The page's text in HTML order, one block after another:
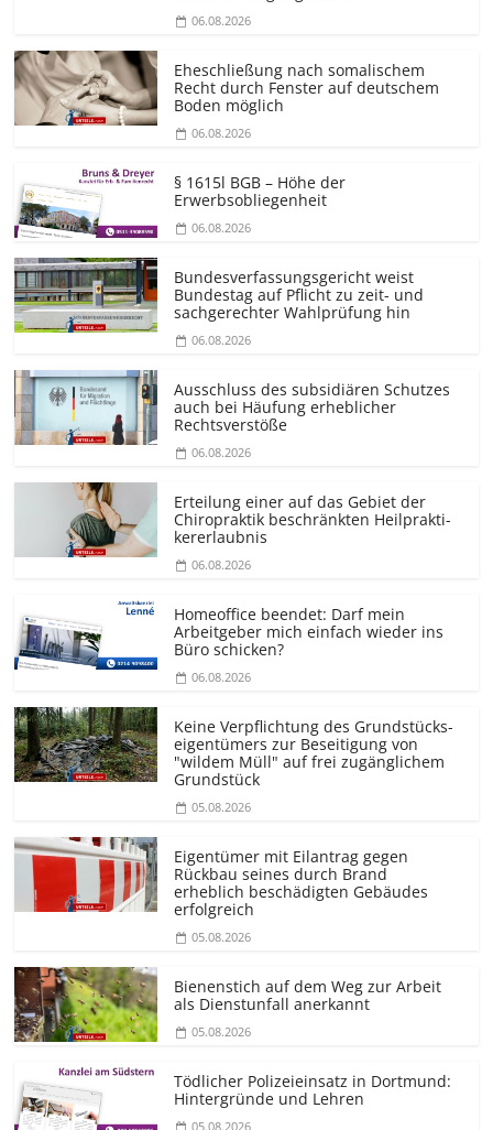
06.08.2026
Eheschließung nach somalischem
Recht durch Fenster auf deutschem
Boden möglich
06.08.2026
§ 1615l BGB – Höhe der
Erwerbsobliegenheit
06.08.2026
Bundesver­fassungsgericht weist
Bundestag auf Pflicht zu zeit- und
sachgerechter Wahlprüfung hin
06.08.2026
Ausschluss des subsidiären Schutzes
auch bei Häufung erheblicher
Rechtsverstöße
06.08.2026
Erteilung einer auf das Gebiet der
Chiropraktik beschränkten Heilprakti­
kererlaubnis
06.08.2026
Homeoffice beendet: Darf mein
Arbeitgeber mich einfach wieder ins
Büro schicken?
06.08.2026
Keine Verpflichtung des Grundstücks­
eigentümers zur Beseitigung von
"wildem Müll" auf frei zugänglichem
Grundstück
05.08.2026
Eigentümer mit Eilantrag gegen
Rückbau seines durch Brand
erheblich beschädigten Gebäudes
erfolgreich
05.08.2026
Bienenstich auf dem Weg zur Arbeit
als Dienstunfall anerkannt
05.08.2026
Tödlicher Polizeieinsatz in Dortmund:
Hintergründe und Lehren
05.08.2026